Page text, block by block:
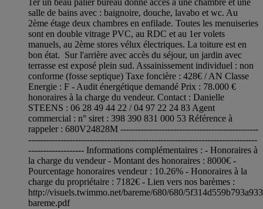
1er un beau palier bureau donne accès à une chambre et une
salle de bains avec : baignoire, douche, lavabo et wc. Au
2ème étage deux chambres en enfilade. Toutes les menuiseries
sont en double vitrage PVC, au RDC et au 1er volets
manuels, au 2ème stores vélux électriques. La toiture est en
bon état. Sur l'arrière avec accès du séjour, un jardin avec
terrasse est exposé plein sud. Assainissement individuel : non
conforme (fosse septique) Taxe foncière : 428€ / AN Classe
Energie : F - Audit énergétique demandé Prix : 78.000 €
honoraires à la charge du vendeur. Contact : Danielle
STEENS : 06 28 49 44 22 / 04 97 22 24 83 Agent
commercial : n° siret : 398 390 831 000 53 Référence à
rappeler : 680V24828M -----------------------------------------------
------------------------------------------------------------------------------
------------------- Informations complémentaires : - Honoraires à
la charge du vendeur - Montant des honoraires : 8000€ -
Pourcentage honoraires vendeur : 10.26% - Honoraires à la
charge du propriétaire : 7182€ - Lien vers nos barèmes :
http://visuels.twimmo.net/bareme/680/680/
bareme.pdf